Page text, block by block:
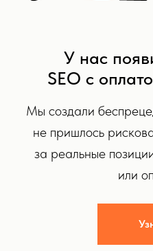
У нас
SEO с
Мы создали
не пришлось
за реальные
или
к продвижению, включающий
контент-маркетинг, SMM,
и управление репутацией.
каналами, обеспечивая
аудитории.